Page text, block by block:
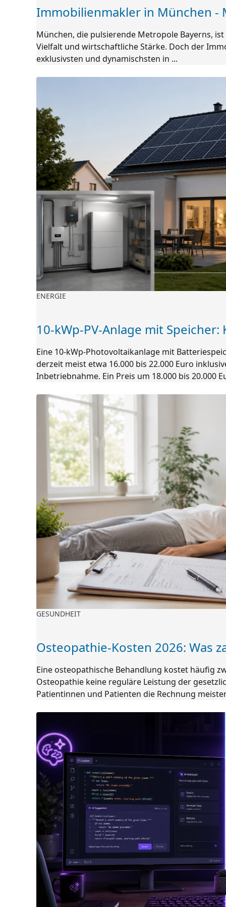
Immobilienmakler in München -
München, die pulsierende Metropole Bayerns,
Vielfalt und wirtschaftliche Stärke. Doch der
exklusivsten und dynamischsten in ...
ENERGIE
10-kWp-PV-Anlage mit Speicher:
Eine 10-kWp-Photovoltaikanlage mit
derzeit meist etwa 16.000 bis 22.000 Euro
Inbetriebnahme. Ein Preis um 18.000 bis 20.000
GESUNDHEIT
Osteopathie-Kosten 2026: Was
Eine osteopathische Behandlung kostet häufig
Osteopathie keine reguläre Leistung der
Patientinnen und Patienten die Rechnung